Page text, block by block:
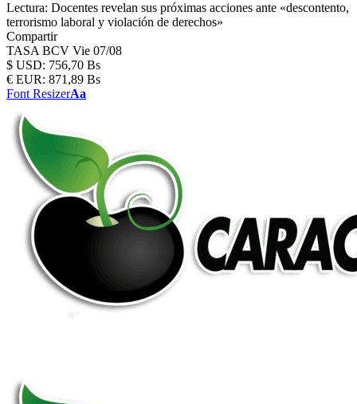
Lectura: Docentes revelan sus próximas acciones ante «descontento,
terrorismo laboral y violación de derechos»
Compartir
TASA BCV Vie 07/08
$ USD: 756,70 Bs
€ EUR: 871,89 Bs
Font ResizerAa